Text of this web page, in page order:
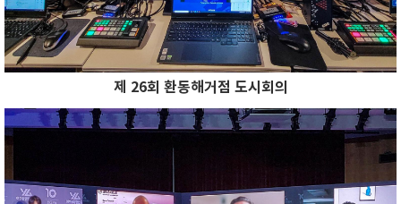
제 26회 환동해거점 도시회의
Previous